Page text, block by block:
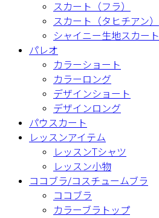
スカート（フラ）
スカート（タヒチアン）
シャイニー生地スカート
パレオ
カラーショート
カラーロング
デザインショート
デザインロング
パウスカート
レッスンアイテム
レッスンTシャツ
レッスン小物
ココブラ/コスチュームブラ
ココブラ
カラーブラトップ